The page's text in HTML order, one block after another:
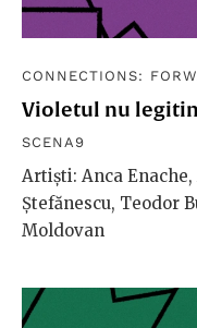
CONNECTIONS:
Violetul nu
SCENA9
Artiști: Anca
Ștefănescu, Teodor
Moldovan